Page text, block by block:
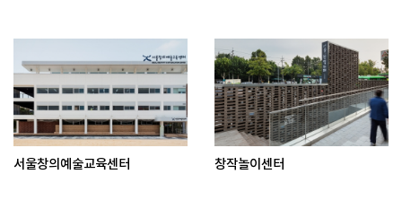
서울창의예술교육센터 창작놀이센터